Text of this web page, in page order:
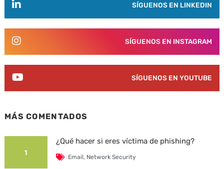
SÍGUENOS EN LINKEDIN
SÍGUENOS EN INSTAGRAM
SÍGUENOS EN YOUTUBE
MÁS COMENTADOS
1
¿Qué hacer si eres víctima de phishing?
Email, Network Security